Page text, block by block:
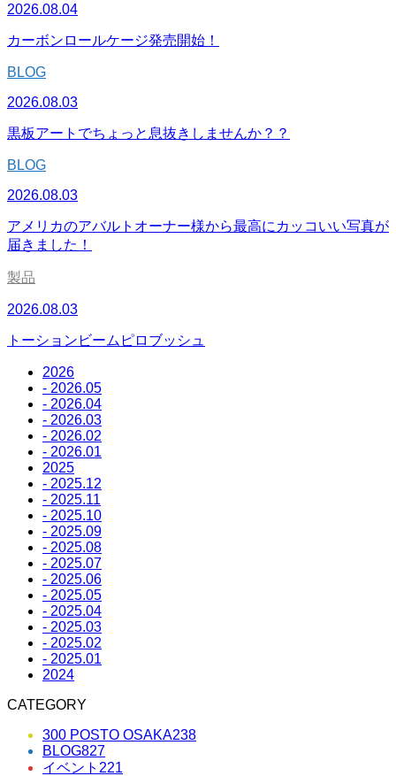
2026.08.04
カーボンロールケージ発売開始！
BLOG
2026.08.03
黒板アートでちょっと息抜きしませんか？？
BLOG
2026.08.03
アメリカのアバルトオーナー様から最高にカッコいい写真が
届きました！
製品
2026.08.03
トーションビームピロブッシュ
2026
- 2026.05
- 2026.04
- 2026.03
- 2026.02
- 2026.01
2025
- 2025.12
- 2025.11
- 2025.10
- 2025.09
- 2025.08
- 2025.07
- 2025.06
- 2025.05
- 2025.04
- 2025.03
- 2025.02
- 2025.01
2024
CATEGORY
300 POSTO OSAKA238
BLOG827
イベント 221